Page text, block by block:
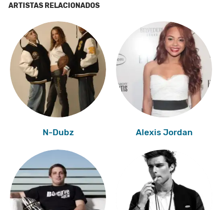
ARTISTAS RELACIONADOS
N-Dubz Alexis Jordan